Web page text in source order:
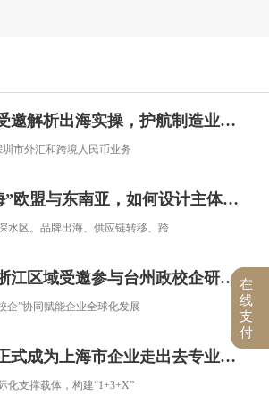
出海实操，护航制造业企业汇率风险管理
圳市外汇和跨境人民币业务
东南亚，如何设计主体架构？——对话汇智集团
水区。品牌出海、供应链转移、跨
参与台州政校企研修班，助力浙企搭建跨境投资合规框架
企”协同赋能企业全球化发展
为上海市企业走出去专业服务联盟成员
化支撑载体，构建“1+3+X”
在
线
支
付